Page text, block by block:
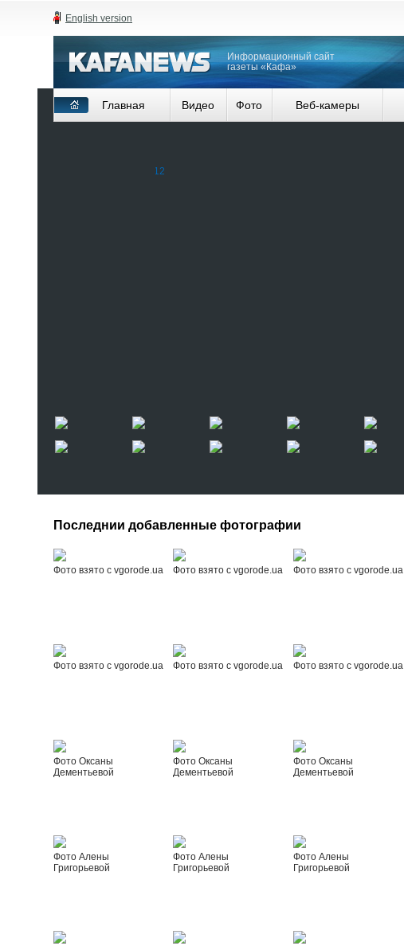
English version
Информационный сайт
газеты «Кафа»
Главная Видео Фото Веб-камеры
Последнии добавленные фотографии
Фото взято с vgorode.ua Фото взято с vgorode.ua Фото взято с vgorode.ua
Фото взято с vgorode.ua Фото взято с vgorode.ua Фото взято с vgorode.ua
Фото Оксаны
Дементьевой
Фото Оксаны
Дементьевой
Фото Оксаны
Дементьевой
Фото Алены
Григорьевой
Фото Алены
Григорьевой
Фото Алены
Григорьевой